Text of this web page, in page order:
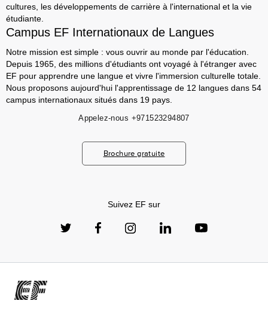
cultures, les développements de carrière à l'international et la vie
étudiante.
Campus EF Internationaux de Langues
Notre mission est simple : vous ouvrir au monde par l'éducation.
Depuis 1965, des millions d'étudiants ont voyagé à l'étranger avec
EF pour apprendre une langue et vivre l'immersion culturelle totale.
Nous proposons aujourd'hui l'apprentissage de 12 langues dans 54
campus internationaux situés dans 19 pays.
Appelez-nous +971523294807
Brochure gratuite
Suivez EF sur